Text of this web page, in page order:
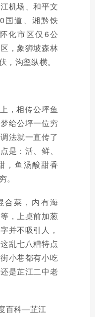
机场、和平文
国道、湘黔铁
化市区仅6公
，象狮坡森林
，沟壑纵横。
，相传公坪鱼
给公坪一位穷
法就一直传了
是：活、鲜、
，鱼汤酸甜香
合菜，内有海
，上桌前加葱
并不吸引人，
乱七八糟特点
小巷都有小吃
是芷江二中老
百科—芷江